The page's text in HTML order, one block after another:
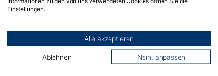
Projekte 2020-2022 (Master DPM + DEC)
Projekte bis 2019 (Master WIW)
Einstellungen.
Alle akzeptieren
Ablehnen Nein, anpassen